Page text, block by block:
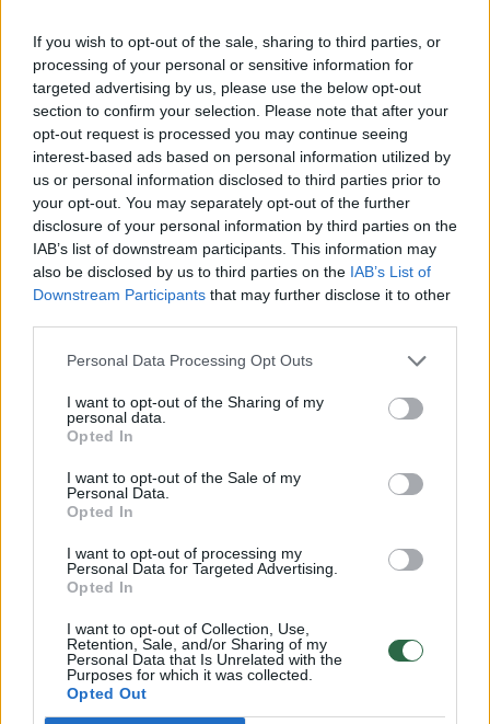
If you wish to opt-out of the sale, sharing to third parties, or
processing of your personal or sensitive information for
targeted advertising by us, please use the below opt-out
section to confirm your selection. Please note that after your
opt-out request is processed you may continue seeing
interest-based ads based on personal information utilized by
us or personal information disclosed to third parties prior to
your opt-out. You may separately opt-out of the further
disclosure of your personal information by third parties on the
IAB’s list of downstream participants. This information may
also be disclosed by us to third parties on the IAB’s List of
Downstream Participants that may further disclose it to other
Personal Data Processing Opt Outs
I want to opt-out of the Sharing of my
personal data.
Opted In
I want to opt-out of the Sale of my
Personal Data.
Opted In
I want to opt-out of processing my
Personal Data for Targeted Advertising.
Opted In
I want to opt-out of Collection, Use,
Retention, Sale, and/or Sharing of my
Personal Data that Is Unrelated with the
Purposes for which it was collected.
Opted Out
Daugiau nuotraukų (6)
Itin realistiška lėlė primena mirtiną ligą išgyvenusį kelerių
D.Petrulaičio nuotr.
Sudėtingas lėlės kūrybos procesas truko
daugiau nei kelis šimtus valandų. Visuose
gamybos etapuose, nuo pat eskizų piešimo,
programos, visus darbus atliko rankomis,
preciziškai gludindamas kiekvieną detalę.
Prie šviečiamosios inciatyvos prisijungusio A.
Kensmino teigimu, įvairios meno formos